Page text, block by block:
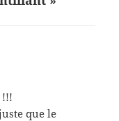
que le